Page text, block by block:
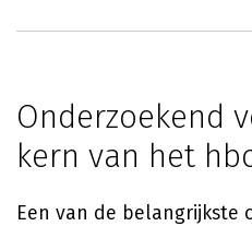
Onderzoekend
kern van het
Een van de belangrijkste